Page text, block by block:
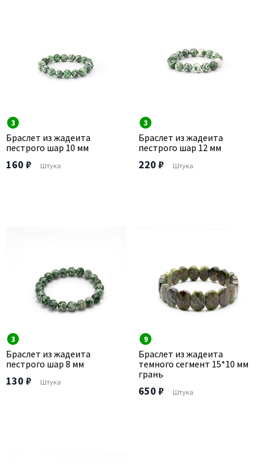
3
Браслет из жадеита
пестрого шар 10 мм
160 ₽ Штука
3
Браслет из жадеита
пестрого шар 12 мм
220 ₽ Штука
3
Браслет из жадеита
пестрого шар 8 мм
130 ₽ Штука
9
Браслет из жадеита
темного сегмент 15*10 мм
грань
650 ₽ Штука